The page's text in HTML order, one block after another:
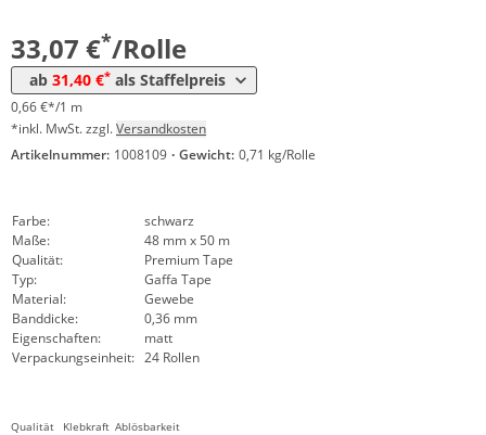
33,07 €*/Rolle
ab 31,40 €* als Staffelpreis
0,66 €*/1 m
*inkl. MwSt. zzgl.Versandkosten
Artikelnummer: 1008109 · Gewicht: 0,71 kg/Rolle
Farbe:
schwarz
Maße:
48 mm x 50 m
Qualität:
Premium Tape
Typ:
Gaffa Tape
Material:
Gewebe
Banddicke:
0,36 mm
Eigenschaften:
matt
Verpackungseinheit: 24 Rollen
Qualität Klebkraft Ablösbarkeit